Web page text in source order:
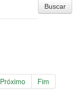
Buscar
Próximo Fim